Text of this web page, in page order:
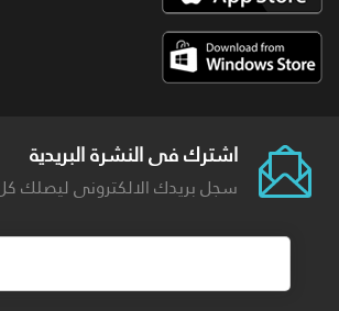
اشترك فى النشرة البريدية
سجل بريدك الالكترونى ليصلك